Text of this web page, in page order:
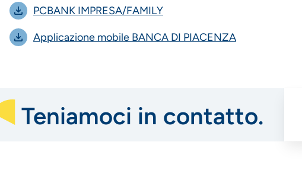
PCBANK IMPRESA/FAMILY
Applicazione mobile BANCA DI PIACENZA
Teniamoci in contatto.